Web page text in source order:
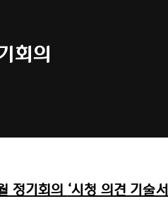
회의
정기회의 ‘시청 의견 기술서